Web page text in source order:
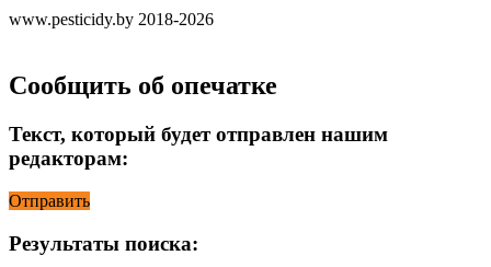
www.pesticidy.by 2018-2026
Сообщить об опечатке
Текст, который будет отправлен нашим
редакторам:
Отправить
Результаты поиска: